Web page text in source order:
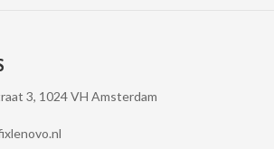
3, 1024 VH Amsterdam